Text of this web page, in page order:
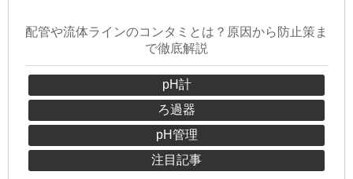
配管や流体ラインのコンタミとは？原因から防止策ま
で徹底解説
pH計
ろ過器
pH管理
注目記事